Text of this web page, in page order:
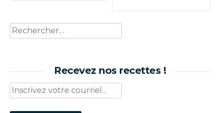
Rechercher :
Recevez nos recettes !